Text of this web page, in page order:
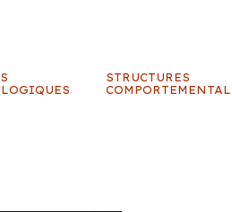
STRUCTURES